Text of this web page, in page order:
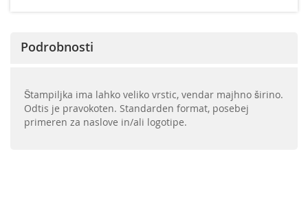
Podrobnosti
Štampiljka ima lahko veliko vrstic, vendar majhno širino.
Odtis je pravokoten. Standarden format, posebej
primeren za naslove in/ali logotipe.